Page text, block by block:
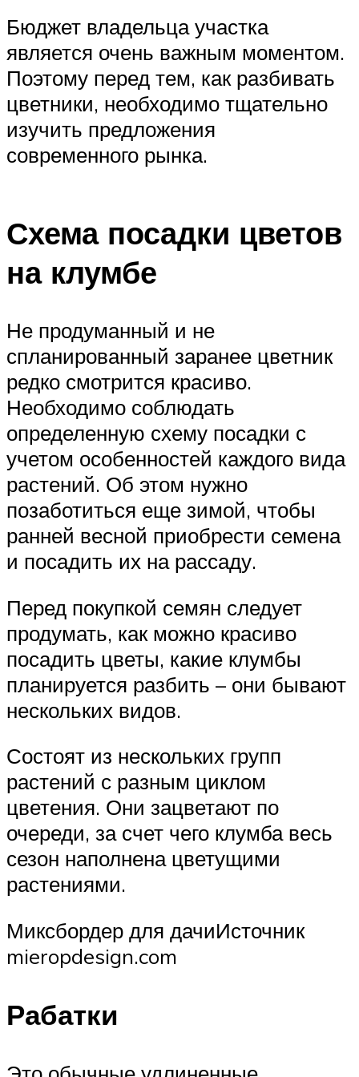
Бюджет владельца участка
является очень важным моментом.
Поэтому перед тем, как разбивать
цветники, необходимо тщательно
изучить предложения
современного рынка.
Схема посадки цветов
на клумбе
Не продуманный и не
спланированный заранее цветник
редко смотрится красиво.
Необходимо соблюдать
определенную схему посадки с
учетом особенностей каждого вида
растений. Об этом нужно
позаботиться еще зимой, чтобы
ранней весной приобрести семена
и посадить их на рассаду.
Перед покупкой семян следует
продумать, как можно красиво
посадить цветы, какие клумбы
планируется разбить – они бывают
нескольких видов.
Состоят из нескольких групп
растений с разным циклом
цветения. Они зацветают по
очереди, за счет чего клумба весь
сезон наполнена цветущими
растениями.
Миксбордер для дачиИсточник
mieropdesign.com
Рабатки